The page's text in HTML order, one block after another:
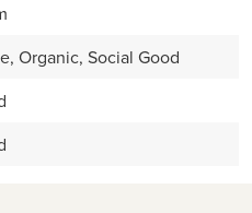
Organic, Social Good